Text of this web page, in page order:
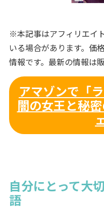
※本記事はアフィリエイ
いる場合があります。価
情報です。最新の情報は
アマゾンで「
闇の女王と秘
自分にとって大
語